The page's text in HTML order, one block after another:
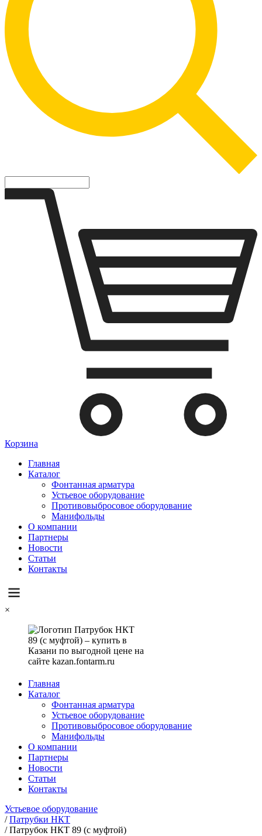
Корзина
Главная
Каталог
Фонтанная арматура
Устьевое оборудование
Противовыбросовое оборудование
Манифольды
О компании
Партнеры
Новости
Статьи
Контакты
×
Главная
Каталог
Фонтанная арматура
Устьевое оборудование
Противовыбросовое оборудование
Манифольды
О компании
Партнеры
Новости
Статьи
Контакты
Устьевое оборудование
/Патрубки НКТ
/Патрубок НКТ 89 (с муфтой)